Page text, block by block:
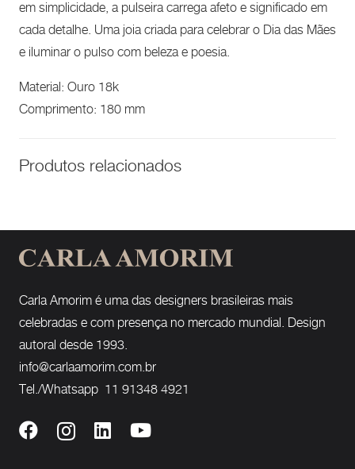
em simplicidade, a pulseira carrega afeto e significado em
cada detalhe. Uma joia criada para celebrar o Dia das Mães
e iluminar o pulso com beleza e poesia.
Material: Ouro 18k
Comprimento: 180 mm
Produtos relacionados
Carla Amorim é uma das designers brasileiras mais
celebradas e com presença no mercado mundial. Design
autoral desde 1993.
info@carlaamorim.com.br
Tel./Whatsapp 11 91348 4921